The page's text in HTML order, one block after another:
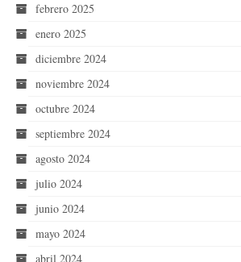
febrero 2025
enero 2025
diciembre 2024
noviembre 2024
octubre 2024
septiembre 2024
agosto 2024
julio 2024
junio 2024
mayo 2024
abril 2024